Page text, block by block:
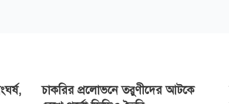
চাকরির প্রলোভনে তরুণীদের আটকে